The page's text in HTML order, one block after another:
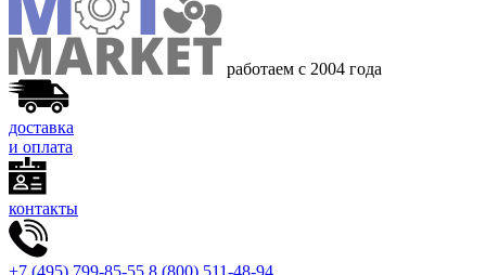
работаем с 2004 года
доставка
и оплата
контакты
+7 (495) 799-85-55 8 (800) 511-48-94